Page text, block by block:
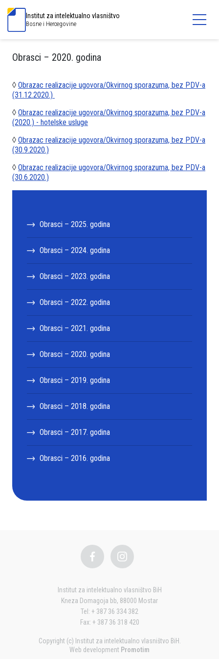
Institut za intelektualno vlasništvo
Bosne i Hercegovine
Obrasci – 2020. godina
◊ Obrazac realizacije ugovora/Okvirnog sporazuma, bez PDV-a
(31.12.2020.)
◊ Obrazac realizacije ugovora/Okvirnog sporazuma, bez PDV-a
(2020.) - hotelske usluge
◊ Obrazac realizacije ugovora/Okvirnog sporazuma, bez PDV-a
(30.9.2020.)
◊ Obrazac realizacije ugovora/Okvirnog sporazuma, bez PDV-a
(30.6.2020.)
Obrasci – 2025. godina
Obrasci – 2024. godina
Obrasci – 2023. godina
Obrasci – 2022. godina
Obrasci – 2021. godina
Obrasci – 2020. godina
Obrasci – 2019. godina
Obrasci – 2018. godina
Obrasci – 2017. godina
Obrasci – 2016. godina
Institut za intelektualno vlasništvo BiH
Kneza Domagoja bb, 88000 Mostar
Tel: + 387 36 334 382
Fax: + 387 36 318 420
Copyright (c) Institut za intelektualno vlasništvo BiH.
Web development Promotim